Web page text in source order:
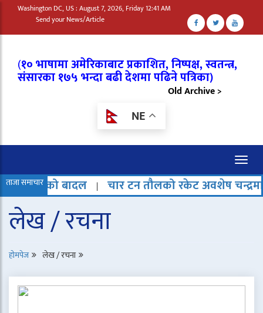
Washington DC, US : August 7, 2026, Friday 12:41 AM
Send your News/Article
(१० भाषामा अमेरिकाबाट प्रकाशित, निष्पक्ष, स्वतन्त्र,
संसारका १७५ भन्दा बढी देशमा पढिने पत्रिका)
Old Archive >
NE
ताजा समाचार
बादल | चार टन तौलको रकेट अवशेष चन्द्रमामा
लेख / रचना
होमपेज लेख / रचना